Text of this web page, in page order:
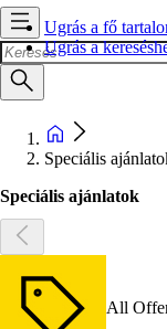
Ugrás a fő
Ugrás a
Speciális
Speciális ajánlatok
All